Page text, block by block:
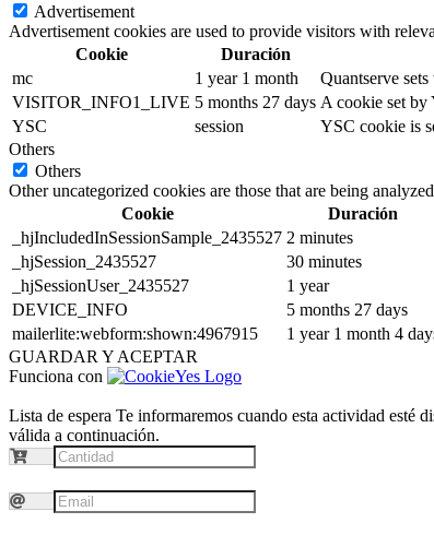
Advertisement
Advertisement cookies are used to provide visitors with
Cookie
Duración
mc
1 year 1 month
Quantserve
VISITOR_INFO1_LIVE 5 months 27 days A cookie set by
YSC
session
YSC cookie is
Others
Others
Other uncategorized cookies are those that are being
Cookie
Duración
_hjIncludedInSessionSample_2435527 2 minutes
_hjSession_2435527
30 minutes
_hjSessionUser_2435527
1 year
DEVICE_INFO
5 months 27 days
mailerlite:webform:shown:4967915
1 year 1 month 4
GUARDAR Y ACEPTAR
Funciona con
Lista de espera Te informaremos cuando esta actividad esté
válida a continuación.